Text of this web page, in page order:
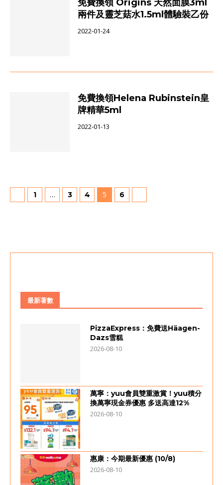
免費換領 Origins 天然面膜3ml
兩件及靈芝菇水1.5ml體驗裝乙份
2022-01-24
免費換領Helena Rubinstein皇
牌精華5ml
2022-01-13
1 … 3 4 5 6
最新著數
PizzaExpress：免費送Häagen-
Dazs雪糕
2026-08-10
萬寧：yuu會員雙重激賞！yuu積分
換萬寧現金券優惠 多送高達12%
2026-08-10
惠康：今期最新優惠 (10/8)
2026-08-10